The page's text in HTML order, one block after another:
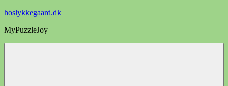
Videre
indhold
hoslykkegaard.dk
MyPuzzleJoy